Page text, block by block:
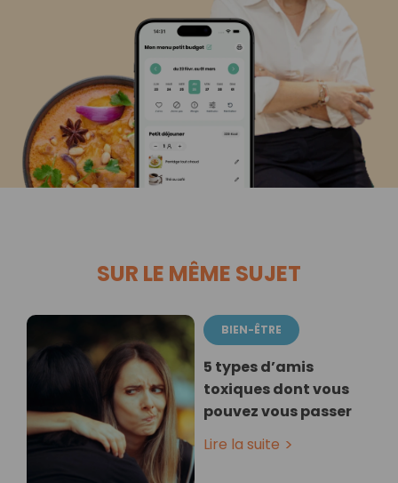
SUR LE MÊME SUJET
BIEN-ÊTRE
5 types d’amis
toxiques dont vous
pouvez vous passer
Lire la suite